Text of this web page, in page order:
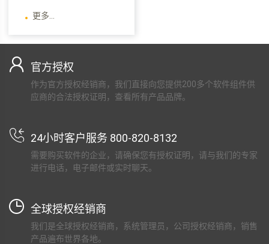
更多...
官方授权
作为官方授权经销商，我们直接向您提供200多个软件组件供
应商的合法授权证明，查看所有产品品牌。
24小时客户服务 800-820-8132
需要购买软件的企业，请确保您有授权证明，请与我们的专家
进行电话，电子邮件或实时聊天。
全球授权经销商
我们是全球授权经销商，系统管理员，公司授权经销商，销售
产品遍布世界各地。